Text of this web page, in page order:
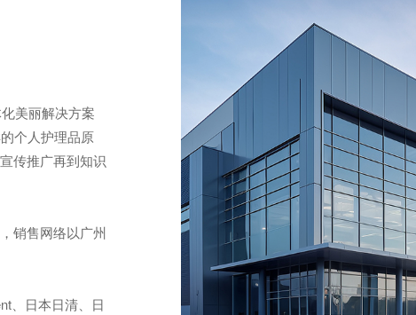
美丽解决方案
个人护理品原
传推广再到知识
销售网络以广州
、日本日清、日